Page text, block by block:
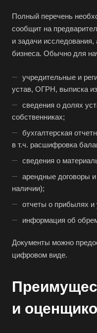
Полный перечень
сообщит на
и задачи исследования,
бизнеса. Обычно для
учредительные и
устав, ОГРН, выписка
сведения о долях
собственниках;
бухгалтерская
в т.ч. расшифровка
сведения о
арендные договоры
наличии);
отчеты о прибылях и
информация об
Документы можно
цифровом виде.
и
Барнаул
Бахчисарай
Белгород
Белово
Белогорск
Белорецк
Белореченск
Белоярский
Бийск
Биробиджан
Бирск
Благовещенск
Благодарный